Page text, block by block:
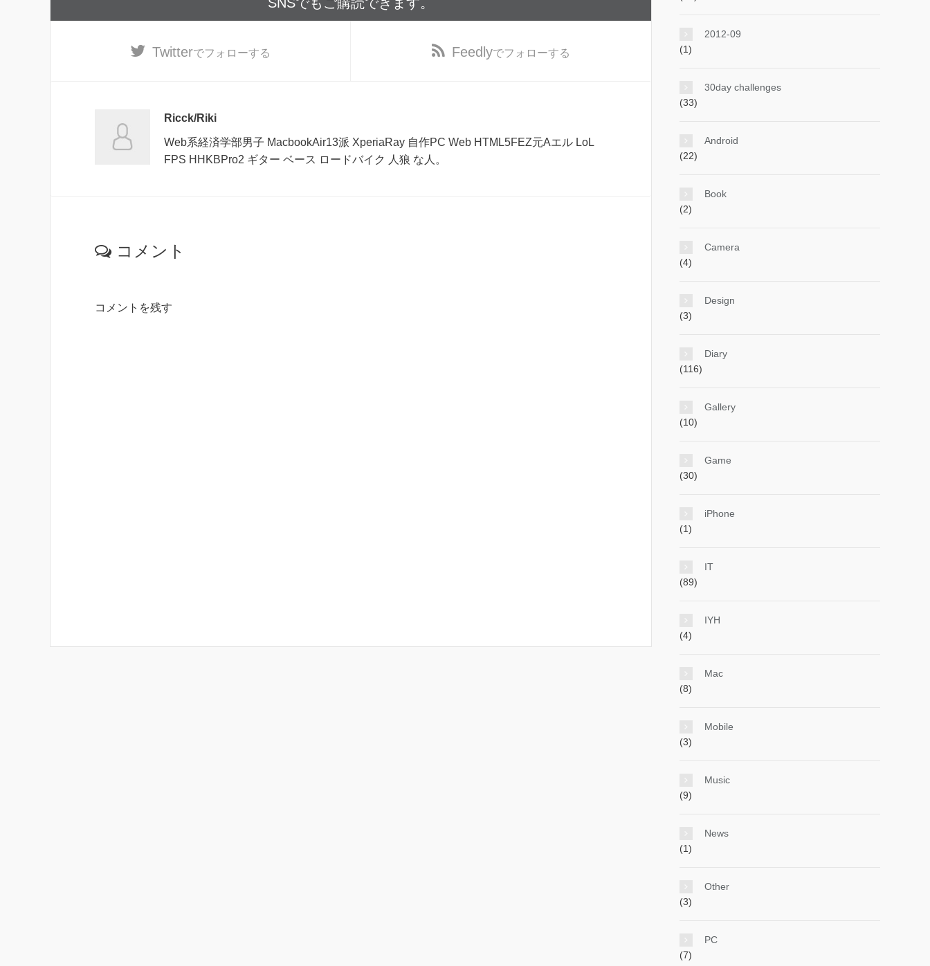
SNSでもご購読できます。
Twitterでフォローする Feedlyでフォローする
Ricck/Riki
Web系経済学部男子 MacbookAir13派 XperiaRay 自作PC Web HTML5FEZ元Aエル LoL
FPS HHKBPro2 ギター ベース ロードバイク 人狼 な人。
コメント
コメントを残す
2012-09
(1)
30day challenges
(33)
Android
(22)
Book
(2)
Camera
(4)
Design
(3)
Diary
(116)
Gallery
(10)
Game
(30)
iPhone
(1)
IT
(89)
IYH
(4)
Mac
(8)
Mobile
(3)
Music
(9)
News
(1)
Other
(3)
PC
(7)